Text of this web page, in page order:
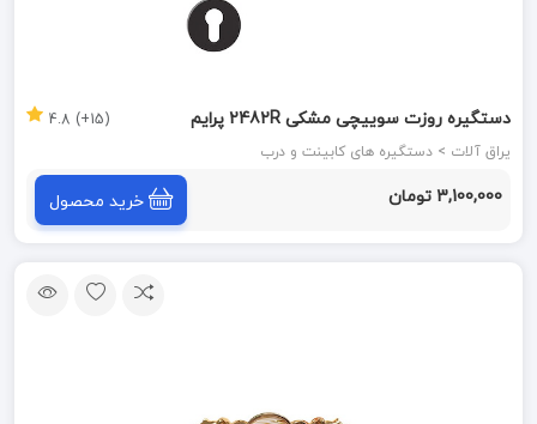
دستگیره روزت سوییچی مشکی 2482R پرایم
یراق آلات > دستگیره های کابینت و درب
(15+) 4.8
3,100,000 تومان خرید محصول